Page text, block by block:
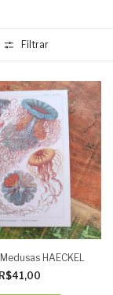
Filtrar
HAECKEL
R$41,00